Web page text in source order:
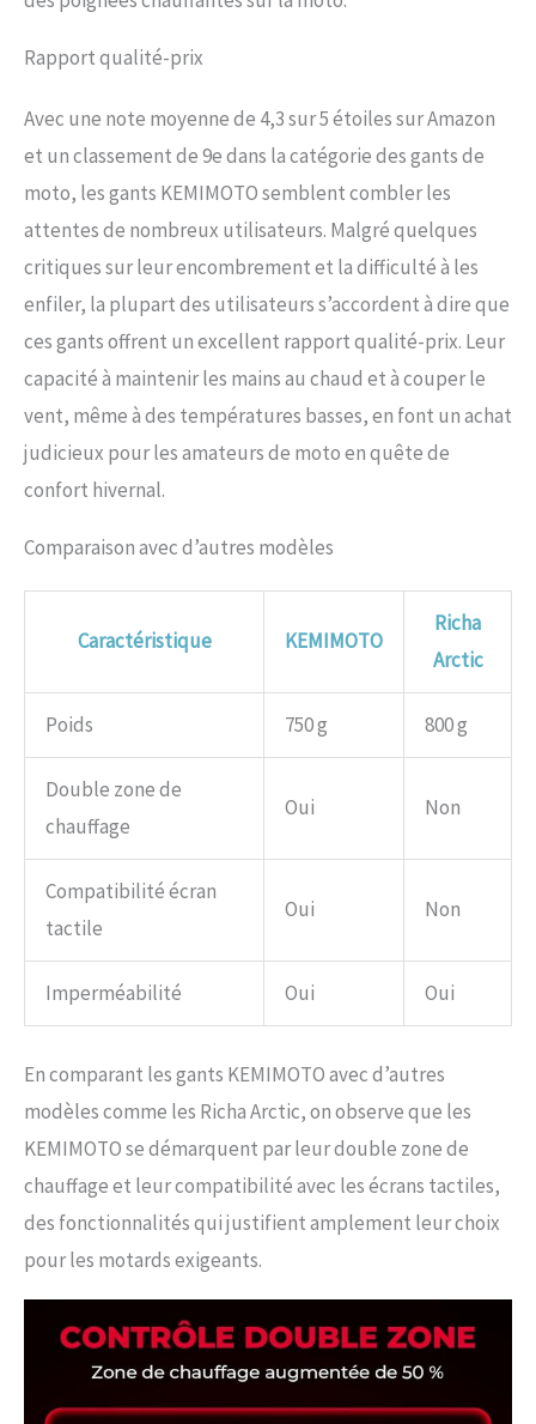
Rapport qualité-prix
Avec une note moyenne de 4,3 sur 5 étoiles sur Amazon
et un classement de 9e dans la catégorie des gants de
moto, les gants KEMIMOTO semblent combler les
attentes de nombreux utilisateurs. Malgré quelques
critiques sur leur encombrement et la difficulté à les
enfiler, la plupart des utilisateurs s’accordent à dire que
ces gants offrent un excellent rapport qualité-prix. Leur
capacité à maintenir les mains au chaud et à couper le
vent, même à des températures basses, en font un achat
judicieux pour les amateurs de moto en quête de
confort hivernal.
Comparaison avec d’autres modèles
Caractéristique KEMIMOTO
Richa
Arctic
Poids 750 g 800 g
Double zone de
chauffage
Oui Non
Compatibilité écran
tactile
Oui Non
Imperméabilité Oui Oui
En comparant les gants KEMIMOTO avec d’autres
modèles comme les Richa Arctic, on observe que les
KEMIMOTO se démarquent par leur double zone de
chauffage et leur compatibilité avec les écrans tactiles,
des fonctionnalités qui justifient amplement leur choix
pour les motards exigeants.